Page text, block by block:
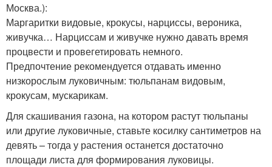
Москва.):
Маргаритки видовые, крокусы, нарциссы, вероника,
живучка… Нарциссам и живучке нужно давать время
процвести и провегетировать немного.
Предпочтение рекомендуется отдавать именно
низкорослым луковичным: тюльпанам видовым,
крокусам, мускарикам.
Для скашивания газона, на котором растут тюльпаны
или другие луковичные, ставьте косилку сантиметров на
девять – тогда у растения останется достаточно
площади листа для формирования луковицы.